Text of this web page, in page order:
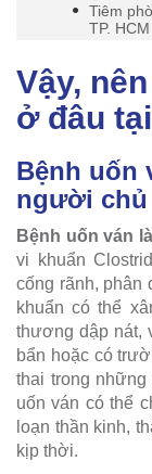
Tiêm
TP. HCM
Vậy,
ở đâu
Bệnh uốn
người chủ
Bệnh uốn ván
vi khuẩn
cống rãnh, phân
khuẩn có thể
thương dập nát,
bẩn hoặc có
thai trong
uốn ván có thể
loạn thần kinh,
kịp thời.